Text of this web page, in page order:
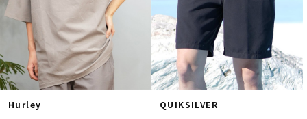
Hurley QUIKSILVER